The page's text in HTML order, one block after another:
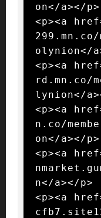
on</a></p>
<p><a
299.mn.co/
olynion</
<p><a
rd.mn.co/
lynion</
<p><a
n.co/
on</a></p>
<p><a
n</a></p>
<p><a